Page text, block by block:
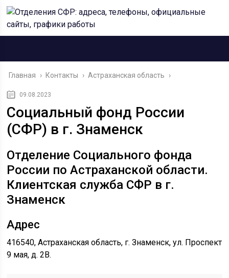
Главная › Контакты › Астраханская область ›
09.08.2023
Социальный фонд России
(СФР) в г. Знаменск
Отделение Социального фонда
России по Астраханской области.
Клиентская служба СФР в г.
Знаменск
Адрес
416540, Астраханская область, г. Знаменск, ул. Проспект
9 мая, д. 2В.